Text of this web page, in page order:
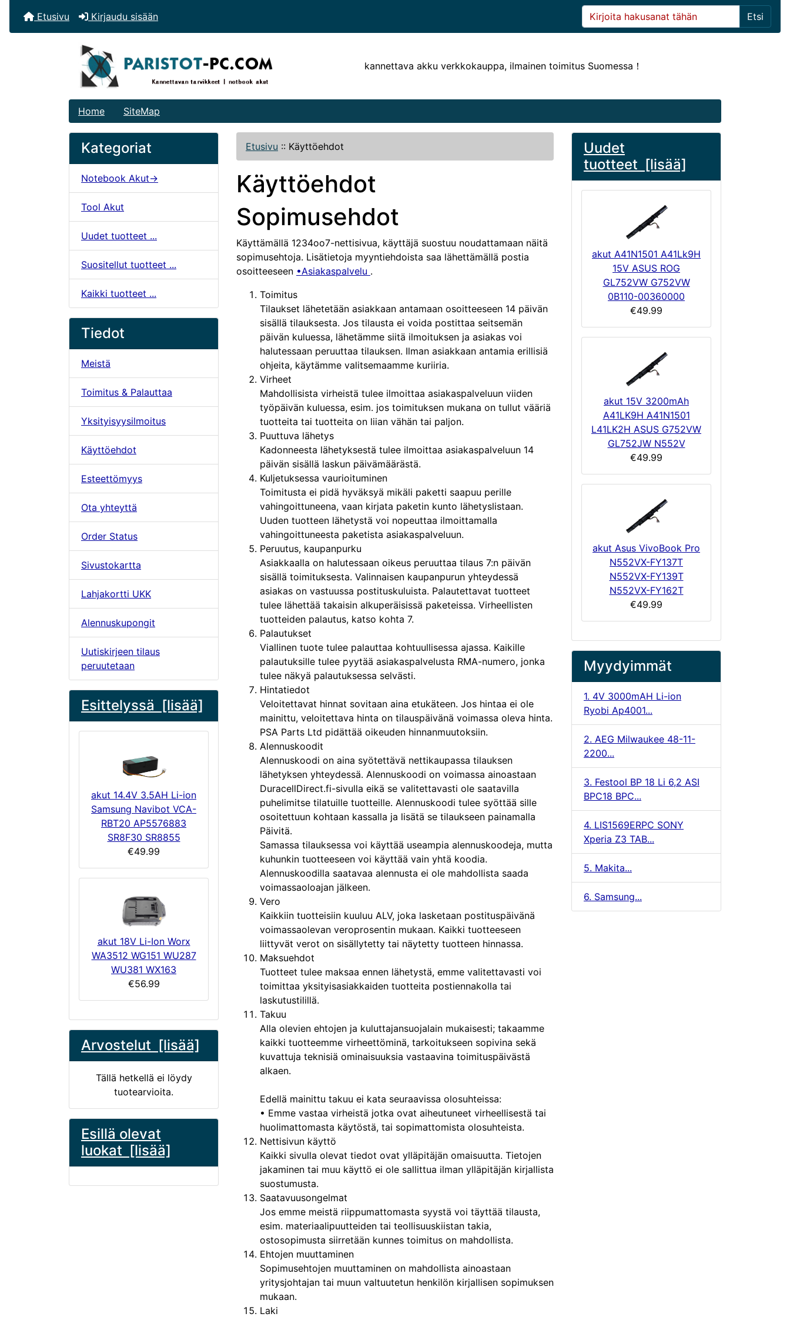
Etusivu Kirjaudu sisään Etsi
kannettava akku verkkokauppa, ilmainen toimitus Suomessa！
Home SiteMap
Kategoriat
Notebook Akut->
Tool Akut
Uudet tuotteet ...
Suositellut tuotteet ...
Kaikki tuotteet ...
Tiedot
Meistä
Toimitus & Palauttaa
Yksityisyysilmoitus
Käyttöehdot
Esteettömyys
Ota yhteyttä
Order Status
Sivustokartta
Lahjakortti UKK
Alennuskupongit
Uutiskirjeen tilaus
peruutetaan
Esittelyssä [lisää]
akut 14.4V 3.5AH Li-ion
Samsung Navibot VCA-
RBT20 AP5576883
SR8F30 SR8855
€49.99
akut 18V Li-Ion Worx
WA3512 WG151 WU287
WU381 WX163
€56.99
Arvostelut [lisää]
Tällä hetkellä ei löydy
tuotearvioita.
Esillä olevat
luokat [lisää]
Etusivu :: Käyttöehdot
Käyttöehdot
Sopimusehdot
Käyttämällä 1234oo7-nettisivua, käyttäjä suostuu noudattamaan näitä
sopimusehtoja. Lisätietoja myyntiehdoista saa lähettämällä postia
osoitteeseen •Asiakaspalvelu .
Toimitus
Tilaukset lähetetään asiakkaan antamaan osoitteeseen 14 päivän
sisällä tilauksesta. Jos tilausta ei voida postittaa seitsemän
päivän kuluessa, lähetämme siitä ilmoituksen ja asiakas voi
halutessaan peruuttaa tilauksen. Ilman asiakkaan antamia erillisiä
ohjeita, käytämme valitsemaamme kuriiria.
Virheet
Mahdollisista virheistä tulee ilmoittaa asiakaspalveluun viiden
työpäivän kuluessa, esim. jos toimituksen mukana on tullut vääriä
tuotteita tai tuotteita on liian vähän tai paljon.
Puuttuva lähetys
Kadonneesta lähetyksestä tulee ilmoittaa asiakaspalveluun 14
päivän sisällä laskun päivämäärästä.
Kuljetuksessa vaurioituminen
Toimitusta ei pidä hyväksyä mikäli paketti saapuu perille
vahingoittuneena, vaan kirjata paketin kunto lähetyslistaan.
Uuden tuotteen lähetystä voi nopeuttaa ilmoittamalla
vahingoittuneesta paketista asiakaspalveluun.
Peruutus, kaupanpurku
Asiakkaalla on halutessaan oikeus peruuttaa tilaus 7:n päivän
sisällä toimituksesta. Valinnaisen kaupanpurun yhteydessä
asiakas on vastuussa postituskuluista. Palautettavat tuotteet
tulee lähettää takaisin alkuperäisissä paketeissa. Virheellisten
tuotteiden palautus, katso kohta 7.
Palautukset
Viallinen tuote tulee palauttaa kohtuullisessa ajassa. Kaikille
palautuksille tulee pyytää asiakaspalvelusta RMA-numero, jonka
tulee näkyä palautuksessa selvästi.
Hintatiedot
Veloitettavat hinnat sovitaan aina etukäteen. Jos hintaa ei ole
mainittu, veloitettava hinta on tilauspäivänä voimassa oleva hinta.
PSA Parts Ltd pidättää oikeuden hinnanmuutoksiin.
Alennuskoodit
Alennuskoodi on aina syötettävä nettikaupassa tilauksen
lähetyksen yhteydessä. Alennuskoodi on voimassa ainoastaan
DuracellDirect.fi-sivulla eikä se valitettavasti ole saatavilla
puhelimitse tilatuille tuotteille. Alennuskoodi tulee syöttää sille
osoitettuun kohtaan kassalla ja lisätä se tilaukseen painamalla
Päivitä.
Samassa tilauksessa voi käyttää useampia alennuskoodeja, mutta
kuhunkin tuotteeseen voi käyttää vain yhtä koodia.
Alennuskoodilla saatavaa alennusta ei ole mahdollista saada
voimassaoloajan jälkeen.
Vero
Kaikkiin tuotteisiin kuuluu ALV, joka lasketaan postituspäivänä
voimassaolevan veroprosentin mukaan. Kaikki tuotteeseen
liittyvät verot on sisällytetty tai näytetty tuotteen hinnassa.
Maksuehdot
Tuotteet tulee maksaa ennen lähetystä, emme valitettavasti voi
toimittaa yksityisasiakkaiden tuotteita postiennakolla tai
laskutustilillä.
Takuu
Alla olevien ehtojen ja kuluttajansuojalain mukaisesti; takaamme
kaikki tuotteemme virheettöminä, tarkoitukseen sopivina sekä
kuvattuja teknisiä ominaisuuksia vastaavina toimituspäivästä
alkaen.
Edellä mainittu takuu ei kata seuraavissa olosuhteissa:
• Emme vastaa virheistä jotka ovat aiheutuneet virheellisestä tai
huolimattomasta käytöstä, tai sopimattomista olosuhteista.
Nettisivun käyttö
Kaikki sivulla olevat tiedot ovat ylläpitäjän omaisuutta. Tietojen
jakaminen tai muu käyttö ei ole sallittua ilman ylläpitäjän kirjallista
suostumusta.
Saatavuusongelmat
Jos emme meistä riippumattomasta syystä voi täyttää tilausta,
esim. materiaalipuutteiden tai teollisuuskiistan takia,
ostosopimusta siirretään kunnes toimitus on mahdollista.
Ehtojen muuttaminen
Sopimusehtojen muuttaminen on mahdollista ainoastaan
yritysjohtajan tai muun valtuutetun henkilön kirjallisen sopimuksen
mukaan.
Laki
Uudet
tuotteet [lisää]
akut A41N1501 A41Lk9H
15V ASUS ROG
GL752VW G752VW
0B110-00360000
€49.99
akut 15V 3200mAh
A41LK9H A41N1501
L41LK2H ASUS G752VW
GL752JW N552V
€49.99
akut Asus VivoBook Pro
N552VX-FY137T
N552VX-FY139T
N552VX-FY162T
€49.99
Myydyimmät
1. 4V 3000mAH Li-ion
Ryobi Ap4001...
2. AEG Milwaukee 48-11-
2200...
3. Festool BP 18 Li 6,2 ASI
BPC18 BPC...
4. LIS1569ERPC SONY
Xperia Z3 TAB...
5. Makita...
6. Samsung...